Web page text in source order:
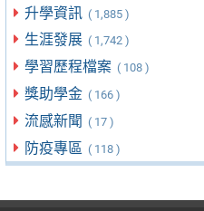
升學資訊 ( 1,885 )
生涯發展 ( 1,742 )
學習歷程檔案 ( 108 )
獎助學金 ( 166 )
流感新聞 ( 17 )
防疫專區 ( 118 )